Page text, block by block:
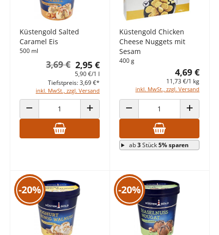
Küstengold Salted
Caramel Eis
500 ml
2,95 €
3,69 €
5,90 €/1 l
inkl. MwSt., zzgl. Versand
Tiefstpreis: 3,69 €*
ANZAHL VERRINGERN ANZAHL ERHÖHEN
Küstengold Chicken
Cheese Nuggets mit
Sesam
400 g
4,69 €
11,73 €/1 kg
inkl. MwSt., zzgl. Versand
ANZAHL VERRINGERN ANZAHL
ab3Stück5% sparen
-20% -20%